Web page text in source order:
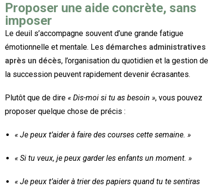
Proposer une aide concrète, sans
imposer
Le deuil s’accompagne souvent d’une grande fatigue
émotionnelle et mentale. Les démarches administratives
après un décès, l’organisation du quotidien et la gestion de
la succession peuvent rapidement devenir écrasantes.
Plutôt que de dire « Dis-moi si tu as besoin », vous pouvez
proposer quelque chose de précis :
« Je peux t’aider à faire des courses cette semaine. »
« Si tu veux, je peux garder les enfants un moment. »
« Je peux t’aider à trier des papiers quand tu te sentiras